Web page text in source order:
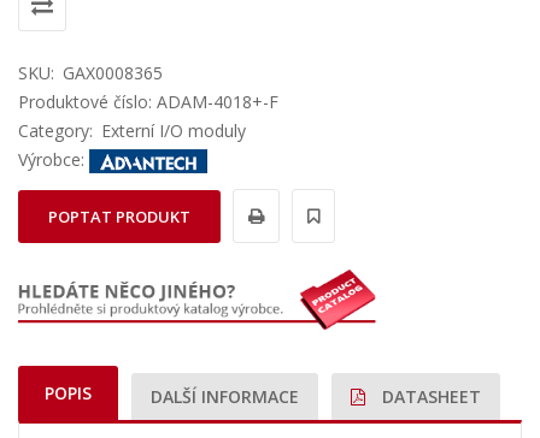
SKU: GAX0008365
Produktové číslo: ADAM-4018+-F
Category: Externí I/O moduly
Výrobce:
POPTAT PRODUKT
POPIS DALŠÍ INFORMACE DATASHEET